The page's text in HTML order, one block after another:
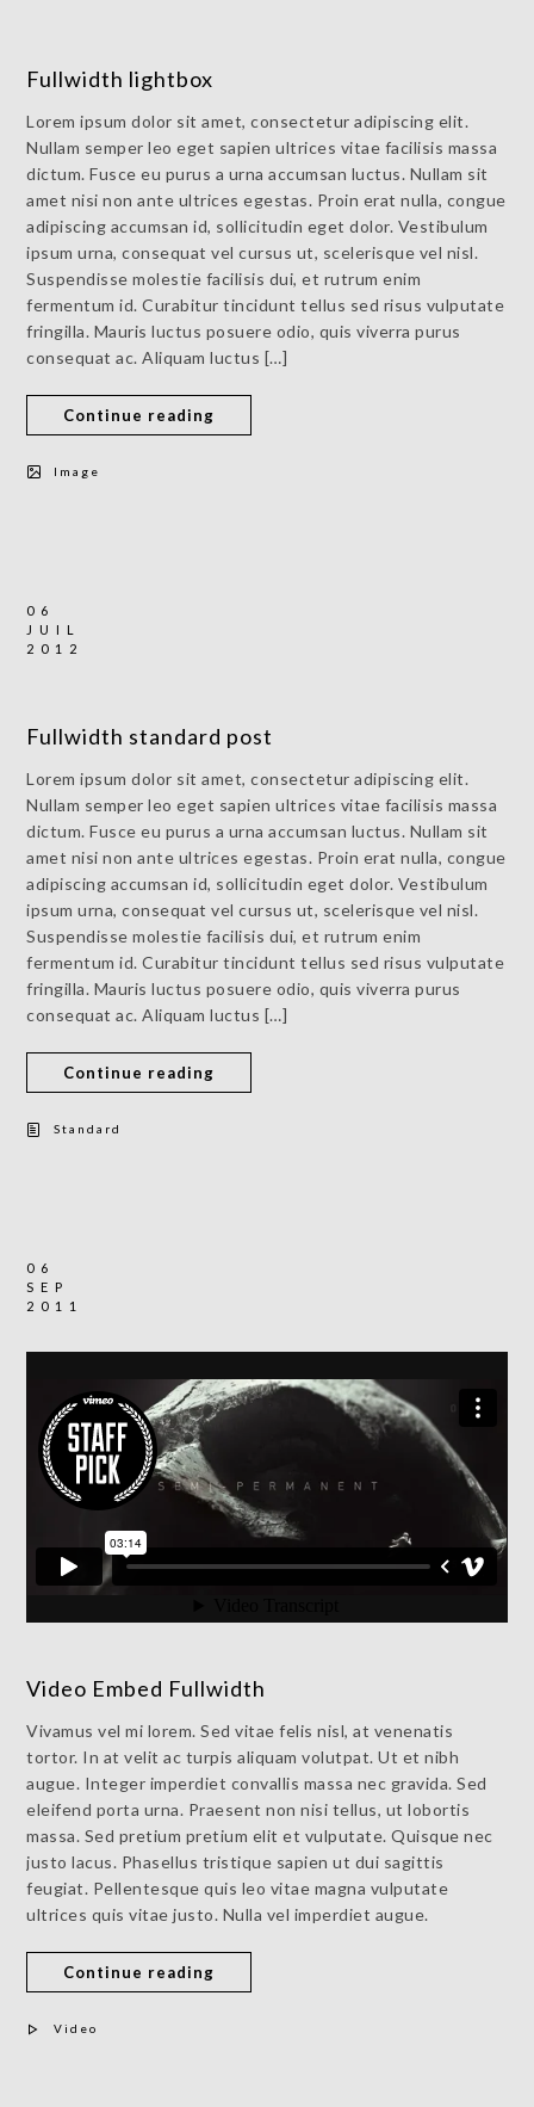
Fullwidth lightbox
Lorem ipsum dolor sit amet, consectetur adipiscing elit.
Nullam semper leo eget sapien ultrices vitae facilisis massa
dictum. Fusce eu purus a urna accumsan luctus. Nullam sit
amet nisi non ante ultrices egestas. Proin erat nulla, congue
adipiscing accumsan id, sollicitudin eget dolor. Vestibulum
ipsum urna, consequat vel cursus ut, scelerisque vel nisl.
Suspendisse molestie facilisis dui, et rutrum enim
fermentum id. Curabitur tincidunt tellus sed risus vulputate
fringilla. Mauris luctus posuere odio, quis viverra purus
consequat ac. Aliquam luctus […]
Continue reading
Image
06
JUIL
2012
Fullwidth standard post
Lorem ipsum dolor sit amet, consectetur adipiscing elit.
Nullam semper leo eget sapien ultrices vitae facilisis massa
dictum. Fusce eu purus a urna accumsan luctus. Nullam sit
amet nisi non ante ultrices egestas. Proin erat nulla, congue
adipiscing accumsan id, sollicitudin eget dolor. Vestibulum
ipsum urna, consequat vel cursus ut, scelerisque vel nisl.
Suspendisse molestie facilisis dui, et rutrum enim
fermentum id. Curabitur tincidunt tellus sed risus vulputate
fringilla. Mauris luctus posuere odio, quis viverra purus
consequat ac. Aliquam luctus […]
Continue reading
Standard
06
SEP
2011
Video Embed Fullwidth
Vivamus vel mi lorem. Sed vitae felis nisl, at venenatis
tortor. In at velit ac turpis aliquam volutpat. Ut et nibh
augue. Integer imperdiet convallis massa nec gravida. Sed
eleifend porta urna. Praesent non nisi tellus, ut lobortis
massa. Sed pretium pretium elit et vulputate. Quisque nec
justo lacus. Phasellus tristique sapien ut dui sagittis
feugiat. Pellentesque quis leo vitae magna vulputate
ultrices quis vitae justo. Nulla vel imperdiet augue.
Continue reading
Video